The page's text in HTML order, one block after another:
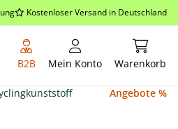
Kostenloser Versand in Deutschland
B2B Mein Konto Warenkorb
Angebote %